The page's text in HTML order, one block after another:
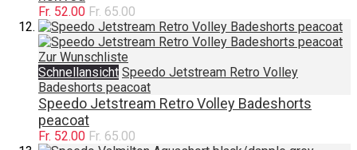
Fr. 52.00 Fr. 65.00
Zur Wunschliste
Schnellansicht Speedo Jetstream Retro Volley
Badeshorts peacoat
Speedo Jetstream Retro Volley Badeshorts
peacoat
Fr. 52.00 Fr. 65.00